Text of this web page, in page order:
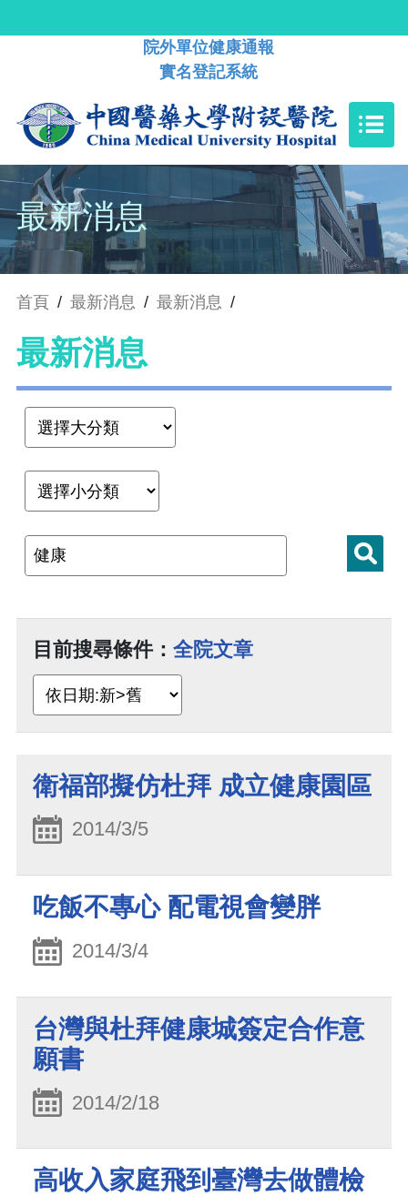
院外單位健康通報
實名登記系統
最新消息
首頁 / 最新消息 / 最新消息 /
最新消息
目前搜尋條件： 全院文章
衛福部擬仿杜拜 成立健康園區
2014/3/5
吃飯不專心 配電視會變胖
2014/3/4
台灣與杜拜健康城簽定合作意
願書
2014/2/18
高收入家庭飛到臺灣去做體檢